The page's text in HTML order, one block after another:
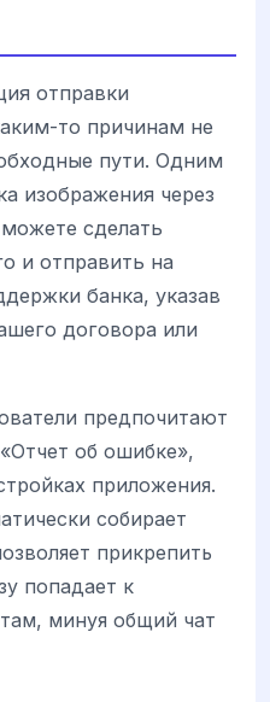
отправки
то причинам не
пути. Одним
изображения через
сделать
и отправить на
банка, указав
договора или
предпочитают
об ошибке»,
приложения.
собирает
прикрепить
попадает к
минуя общий чат